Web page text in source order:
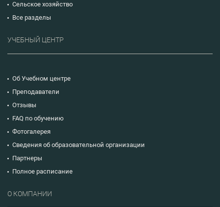
Сельское хозяйство
Все разделы
УЧЕБНЫЙ ЦЕНТР
Об Учебном центре
Преподаватели
Отзывы
FAQ по обучению
Фотогалерея
Сведения об образовательной организации
Партнеры
Полное расписание
О КОМПАНИИ